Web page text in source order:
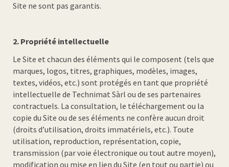
Site ne sont pas garantis.
2. Propriété intellectuelle
Le Site et chacun des éléments qui le composent (tels que
marques, logos, titres, graphiques, modèles, images,
textes, vidéos, etc.) sont protégés en tant que propriété
intellectuelle de Technimat Sàrl ou de ses partenaires
contractuels. La consultation, le téléchargement ou la
copie du Site ou de ses éléments ne confère aucun droit
(droits d’utilisation, droits immatériels, etc.). Toute
utilisation, reproduction, représentation, copie,
transmission (par voie électronique ou tout autre moyen),
modification ou mise en lien du Site (en tout ou partie) ou